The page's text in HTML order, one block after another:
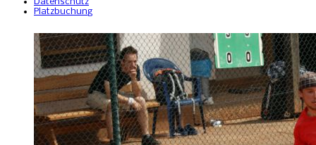
Datenschutz
Platzbuchung